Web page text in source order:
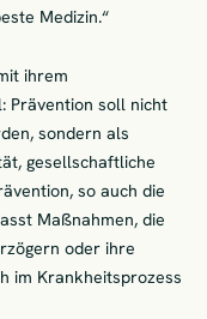
Medizin.“
ihrem
Prävention soll nicht
sondern als
gesellschaftliche
so auch die
Maßnahmen, die
oder ihre
im Krankheitsprozess